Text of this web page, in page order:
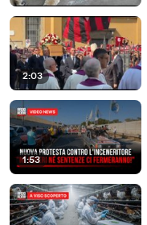
2:03
1:53